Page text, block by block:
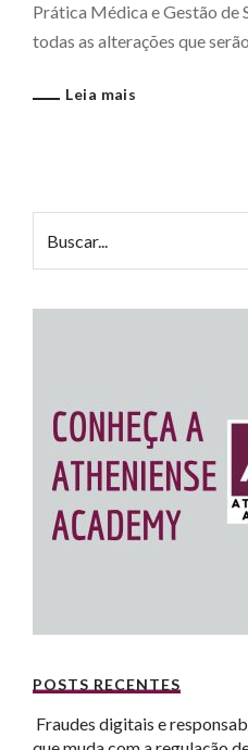
Prática Médica e Gestão de
todas as alterações que
Leia mais
POSTS RECENTES
Fraudes digitais e